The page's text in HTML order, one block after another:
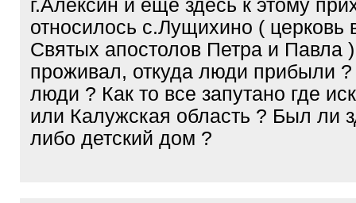
г.Алексин и еще здесь к этому
относилось с.Лущихино ( церковь
Святых апостолов Петра и Павла
проживал, откуда люди прибыли
люди ? Как то все запутано где
или Калужская область ? Был ли
либо детский дом ?